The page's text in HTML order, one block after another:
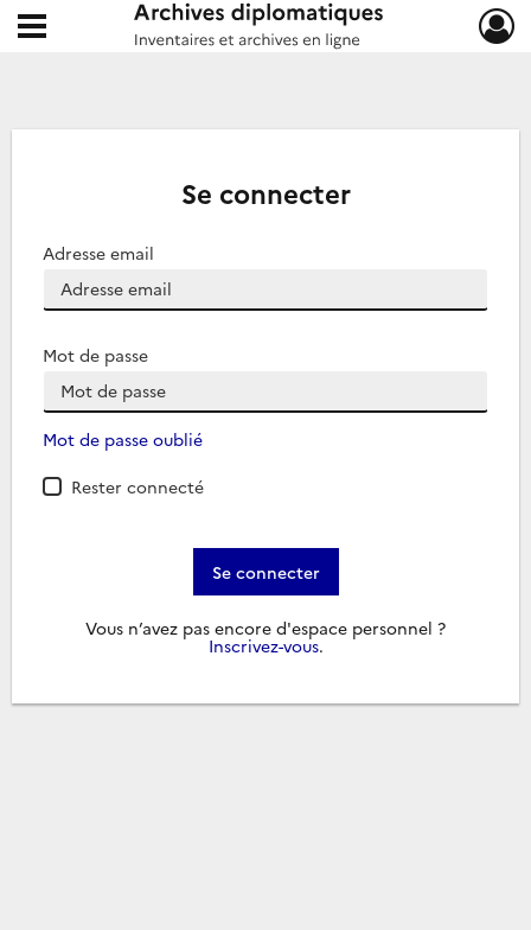
Archives diplomatiques
Ouvrir le menu déroulant
Se connecter
Adresse email
Mot de passe
Mot de passe oublié
Rester connecté
Se connecter
Vous n’avez pas encore d'espace personnel ?
Inscrivez-vous.